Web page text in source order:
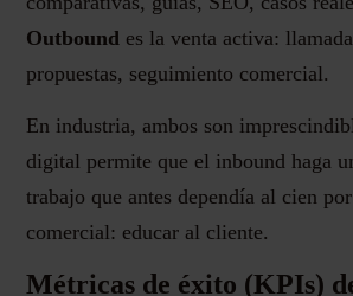
Outbound es la venta activa:
propuestas, seguimiento comercial.
En industria, ambos son
digital permite que el inbound haga
trabajo que antes dependía al cien
comercial: educar al cliente.
Métricas de éxito (KPIs)